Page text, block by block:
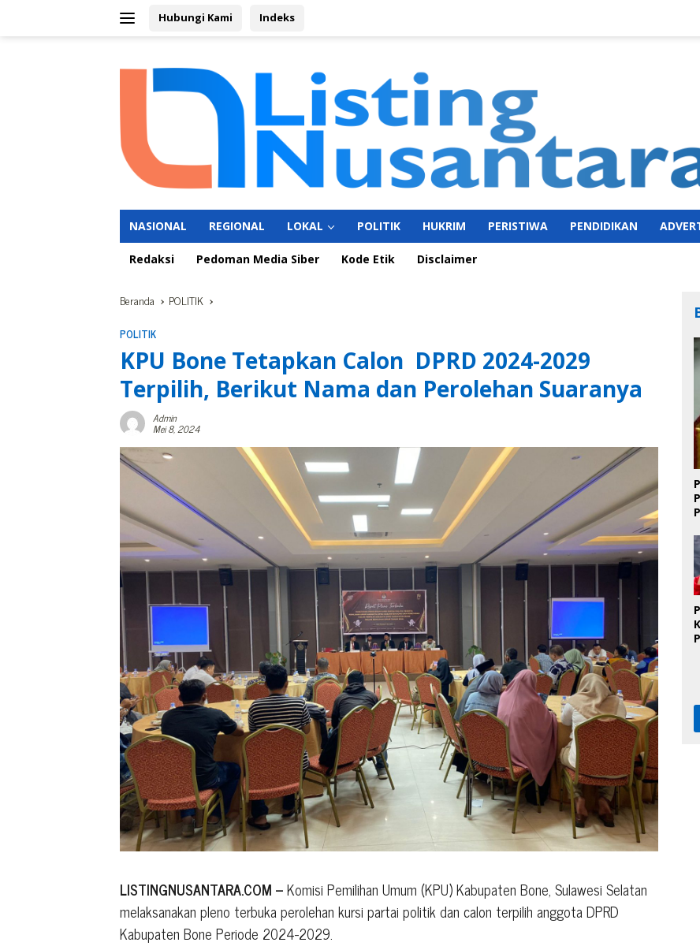
Hubungi Kami Indeks
NASIONAL REGIONAL LOKAL POLITIK HUKRIM PERISTIWA PENDIDIKAN
Redaksi Pedoman Media Siber Kode Etik Disclaimer
Beranda POLITIK
POLITIK
KPU Bone Tetapkan Calon DPRD 2024-2029
Terpilih, Berikut Nama dan Perolehan Suaranya
Admin
Mei 8, 2024
LISTINGNUSANTARA.COM –Komisi Pemilihan Umum (KPU) Kabupaten Bone, Sulawesi Selatan
melaksanakan pleno terbuka perolehan kursi partai politik dan calon terpilih anggota DPRD
Kabupaten Bone Periode 2024-2029.